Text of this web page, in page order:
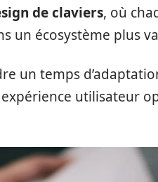
de claviers, où
un écosystème plus
un temps
utilisateur